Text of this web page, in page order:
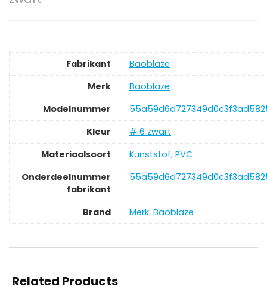
Fabrikant
‎Baoblaze
Merk
‎Baoblaze
Modelnummer
Kleur
‎# 6 zwart
Materiaalsoort
‎Kunststof, PVC
Onderdeelnummer
fabrikant
Brand Merk: Baoblaze
Related Products